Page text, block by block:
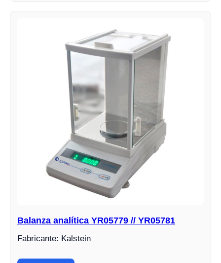
Balanza analítica YR05779 // YR05781
Fabricante: Kalstein